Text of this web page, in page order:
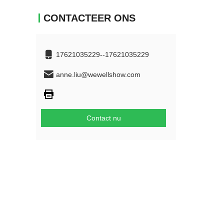
CONTACTEER ONS
17621035229--17621035229
anne.liu@wewellshow.com
Contact nu